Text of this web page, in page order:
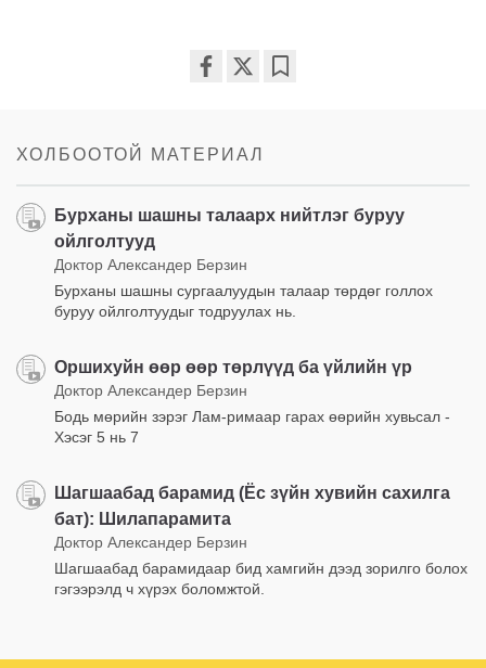
ХОЛБООТОЙ МАТЕРИАЛ
Бурханы шашны талаарх нийтлэг буруу
ойлголтууд
Доктор Александер Берзин
Бурханы шашны сургаалуудын талаар төрдөг голлох
буруу ойлголтуудыг тодруулах нь.
Оршихуйн өөр өөр төрлүүд ба үйлийн үр
Доктор Александер Берзин
Бодь мөрийн зэрэг Лам-римаар гарах өөрийн хувьсал -
Хэсэг 5 нь 7
Шагшаабад барамид (Ёс зүйн хувийн сахилга
бат): Шилапарамита
Доктор Александер Берзин
Шагшаабад барамидаар бид хамгийн дээд зорилго болох
гэгээрэлд ч хүрэх боломжтой.